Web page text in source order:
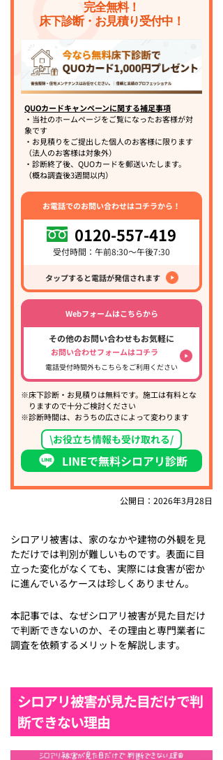
完全無料！
床下診断・お見積り受付中！
QUOカードキャンペーンに関する補足事項
・当社のホームページをご覧になったお客様が対
象です
・お見積りをご提出した個人のお客様に限ります
（法人のお客様は対象外）
・診断終了後、QUOカードを郵送いたします。
（概ね調査後3週間以内）
お電話でのお問い合わせはコチラから！
0120-557-419
受付時間：午前8:30～午後7:30
タップすると電話が発信されます
Webフォームはこちらから
その他のお問い合わせもお気軽に
お問い合わせフォームはコチラ
電話受付時間外もこちらをご利用ください
※床下診断・お見積りは無料です。施工は有料とな
りますので十分ご検討ください
※診断時間は、おうちの広さによって変わります
\お役立ち情報も受け取れる/
LINEで無料シロアリ診断
公開日：2026年3月28日
シロアリ被害は、家のなかや建物の外観を見
ただけでは判別が難しいものです。表面に目
立った変化がなくても、実際には食害が密か
に進んでいるケースは珍しくありません。
本記事では、なぜシロアリ被害が見た目だけ
で判断できないのか、その理由と専門業者に
調査を依頼するメリットを解説します。
シロアリ被害が見た目だけで判
断できない理由